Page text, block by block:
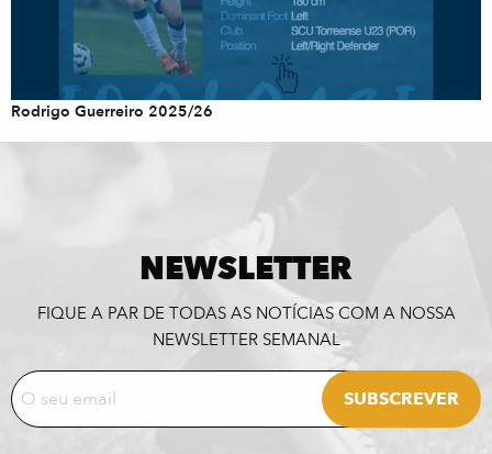
Rodrigo Guerreiro 2025/26
NEWSLETTER
FIQUE A PAR DE TODAS AS NOTÍCIAS COM A NOSSA
NEWSLETTER SEMANAL